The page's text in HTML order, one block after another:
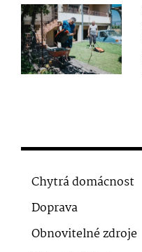
Chytrá domácnost
Doprava
Obnovitelné zdroje